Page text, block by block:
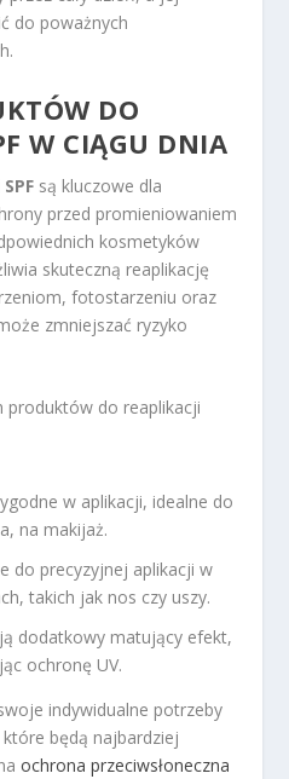
do poważnych
DO
W CIĄGU DNIA
są kluczowe dla
przed promieniowaniem
kosmetyków
skuteczną reaplikację
fotostarzeniu oraz
zmniejszać ryzyko
produktów do reaplikacji
w aplikacji, idealne do
na makijaż.
do precyzyjnej aplikacji w
takich jak nos czy uszy.
dodatkowy matujący efekt,
ochronę UV.
indywidualne potrzeby
będą najbardziej
ochrona przeciwsłoneczna